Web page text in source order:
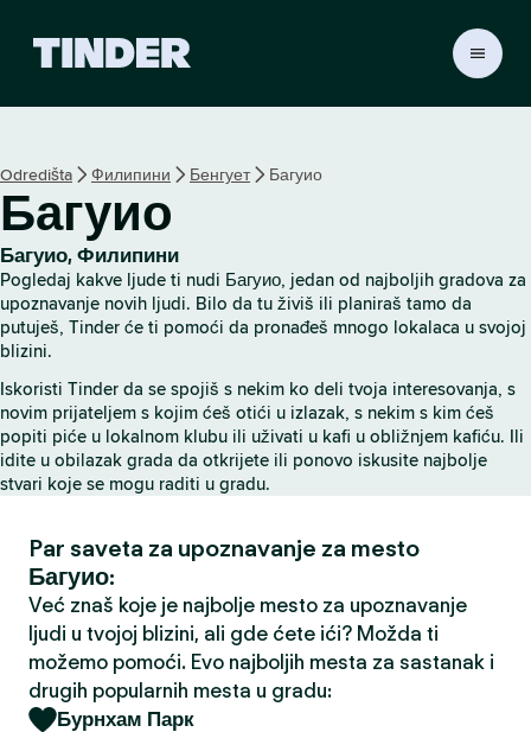
r
e
t
n
t
r
a
n
a
Odredišta Филипини Бенгует Багуио
Багуио
Багуио, Филипини
Pogledaj kakve ljude ti nudi Багуио, jedan od najboljih gradova za
upoznavanje novih ljudi. Bilo da tu živiš ili planiraš tamo da
putuješ, Tinder će ti pomoći da pronađeš mnogo lokalaca u svojoj
blizini.
Iskoristi Tinder da se spojiš s nekim ko deli tvoja interesovanja, s
novim prijateljem s kojim ćeš otići u izlazak, s nekim s kim ćeš
popiti piće u lokalnom klubu ili uživati u kafi u obližnjem kafiću. Ili
idite u obilazak grada da otkrijete ili ponovo iskusite najbolje
stvari koje se mogu raditi u gradu.
Par saveta za upoznavanje za mesto
Багуио:
Već znaš koje je najbolje mesto za upoznavanje
ljudi u tvojoj blizini, ali gde ćete ići? Možda ti
možemo pomoći. Evo najboljih mesta za sastanak i
drugih popularnih mesta u gradu:
Бурнхам Парк